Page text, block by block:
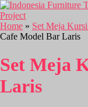
Home » Set Meja
Cafe Model Bar Laris
Set Meja
Laris